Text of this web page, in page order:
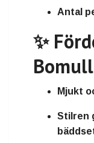
Antal
✨
Mjukt
Stilren